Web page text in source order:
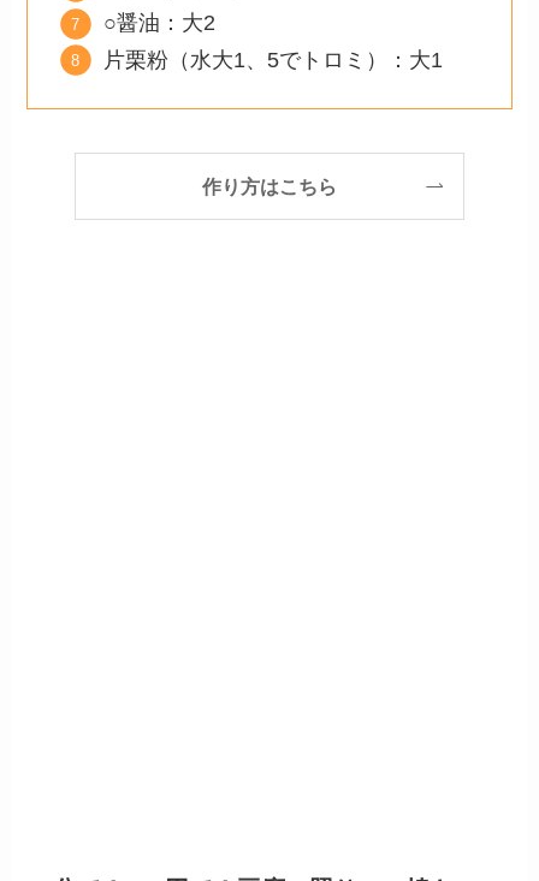
○醤油：大2
片栗粉（水大1、5でトロミ）：大1
作り方はこちら